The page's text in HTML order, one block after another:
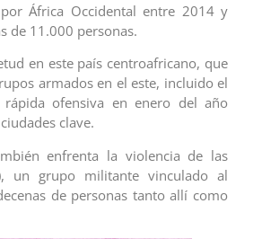
África Occidental entre 2014 y
de 11.000 personas.
en este país centroafricano, que
armados en el este, incluido el
ofensiva en enero del año
clave.
enfrenta la violencia de las
un grupo militante vinculado al
de personas tanto allí como